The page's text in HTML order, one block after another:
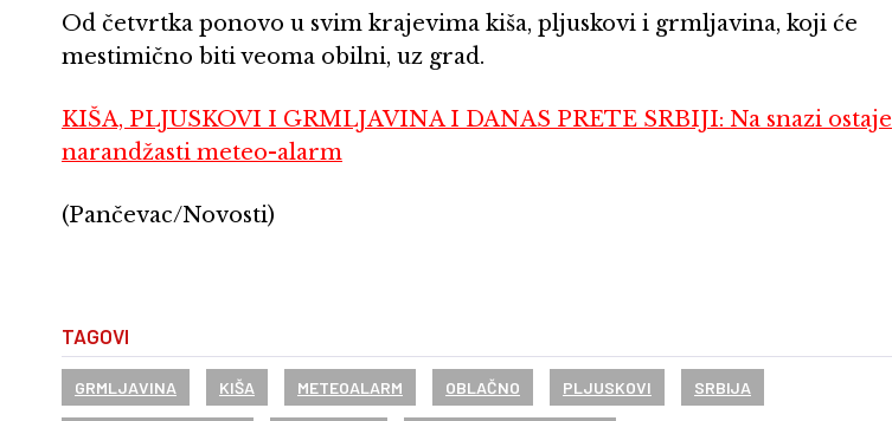
Od četvrtka ponovo u svim krajevima kiša, pljuskovi i grmljavina, koji će
mestimično biti veoma obilni, uz grad.
KIŠA, PLJUSKOVI I GRMLJAVINA I DANAS PRETE SRBIJI: Na snazi ostaje
narandžasti meteo-alarm
(Pančevac/Novosti)
TAGOVI
GRMLJAVINA KIŠA METEOALARM OBLAČNO PLJUSKOVI SRBIJA